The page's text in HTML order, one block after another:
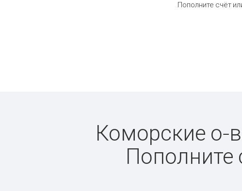
Пополните счёт
Коморские о-
Пополните